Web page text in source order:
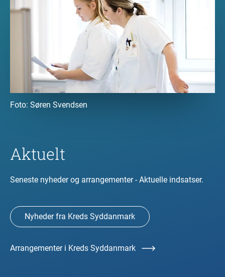
Foto: Søren Svendsen
Aktuelt
Seneste nyheder og arrangementer - Aktuelle indsatser.
Nyheder fra Kreds Syddanmark
Arrangementer i Kreds Syddanmark